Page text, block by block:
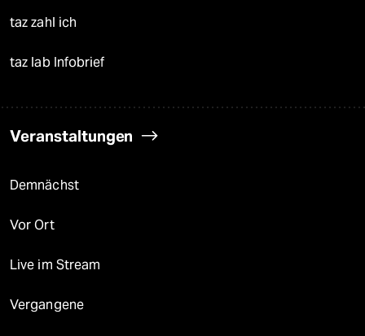
taz zahl ich
taz lab Infobrief
Veranstaltungen
Demnächst
Vor Ort
Live im Stream
Vergangene